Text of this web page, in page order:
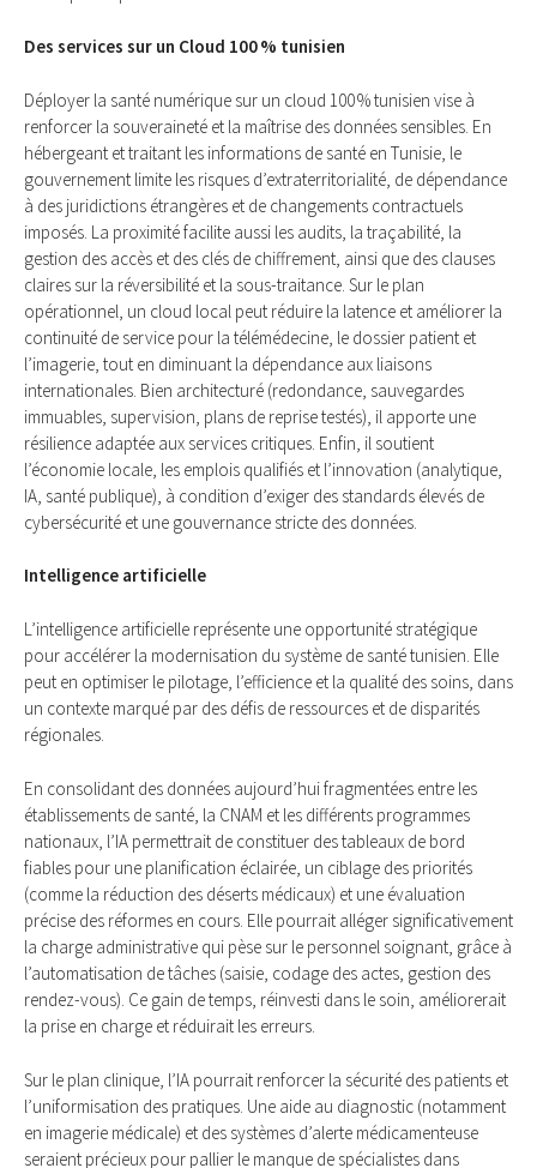
Des services sur un Cloud 100 % tunisien
Déployer la santé numérique sur un cloud 100 % tunisien vise à
renforcer la souveraineté et la maîtrise des données sensibles. En
hébergeant et traitant les informations de santé en Tunisie, le
gouvernement limite les risques d’extraterritorialité, de dépendance
à des juridictions étrangères et de changements contractuels
imposés. La proximité facilite aussi les audits, la traçabilité, la
gestion des accès et des clés de chiffrement, ainsi que des clauses
claires sur la réversibilité et la sous-traitance. Sur le plan
opérationnel, un cloud local peut réduire la latence et améliorer la
continuité de service pour la télémédecine, le dossier patient et
l’imagerie, tout en diminuant la dépendance aux liaisons
internationales. Bien architecturé (redondance, sauvegardes
immuables, supervision, plans de reprise testés), il apporte une
résilience adaptée aux services critiques. Enfin, il soutient
l’économie locale, les emplois qualifiés et l’innovation (analytique,
IA, santé publique), à condition d’exiger des standards élevés de
cybersécurité et une gouvernance stricte des données.
Intelligence artificielle
L’intelligence artificielle représente une opportunité stratégique
pour accélérer la modernisation du système de santé tunisien. Elle
peut en optimiser le pilotage, l’efficience et la qualité des soins, dans
un contexte marqué par des défis de ressources et de disparités
régionales.
En consolidant des données aujourd’hui fragmentées entre les
établissements de santé, la CNAM et les différents programmes
nationaux, l’IA permettrait de constituer des tableaux de bord
fiables pour une planification éclairée, un ciblage des priorités
(comme la réduction des déserts médicaux) et une évaluation
précise des réformes en cours. Elle pourrait alléger significativement
la charge administrative qui pèse sur le personnel soignant, grâce à
l’automatisation de tâches (saisie, codage des actes, gestion des
rendez-vous). Ce gain de temps, réinvesti dans le soin, améliorerait
la prise en charge et réduirait les erreurs.
Sur le plan clinique, l’IA pourrait renforcer la sécurité des patients et
l’uniformisation des pratiques. Une aide au diagnostic (notamment
en imagerie médicale) et des systèmes d’alerte médicamenteuse
seraient précieux pour pallier le manque de spécialistes dans